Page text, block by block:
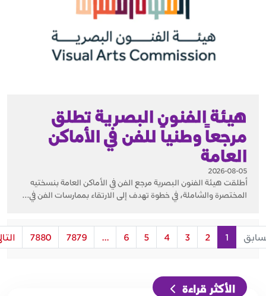
هيئة الفنون البصرية تطلق
مرجعاً وطنياً للفن في الأماكن
العامة
2026-08-05
أطلقت هيئة الفنون البصرية مرجع الفن في الأماكن العامة بنسختيه
المختصرة والشاملة، في خطوة تهدف إلى الارتقاء بممارسات الفن في...
1
2
3
4
5
6
...
7879
7880
الأكثر قراءة